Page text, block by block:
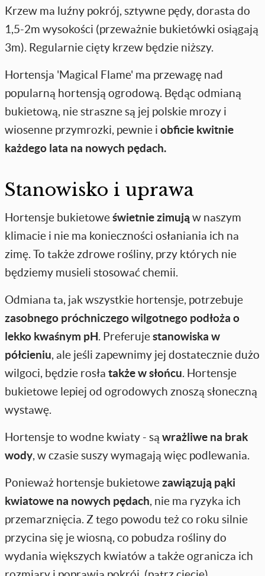
Krzew ma luźny pokrój, sztywne pędy, dorasta do
1,5-2m wysokości (przeważnie bukietówki osiągają
3m). Regularnie cięty krzew będzie niższy.
Hortensja 'Magical Flame' ma przewagę nad
popularną hortensją ogrodową. Będąc odmianą
bukietową, nie straszne są jej polskie mrozy i
wiosenne przymrozki, pewnie i obficie kwitnie
każdego lata na nowych pędach.
Stanowisko i uprawa
Hortensje bukietoweświetnie zimują w naszym
klimacie i nie ma konieczności osłaniania ich na
zimę. To także zdrowe rośliny, przy których nie
będziemy musieli stosować chemii.
Odmiana ta, jak wszystkie hortensje, potrzebuje
zasobnego próchniczegowilgotnego podłoża o
lekko kwaśnym pH. Preferujestanowiska w
półcieniu, ale jeśli zapewnimy jej dostatecznie dużo
wilgoci, będzie rosła także w słońcu. Hortensje
bukietowe lepiej od ogrodowych znoszą słoneczną
wystawę.
Hortensje to wodne kwiaty - są wrażliwe na brak
wody, w czasie suszy wymagają więc podlewania.
Ponieważ hortensje bukietowezawiązują pąki
kwiatowe na nowych pędach, nie ma ryzyka ich
przemarznięcia. Z tego powodu też co roku silnie
przycina się je wiosną, co pobudza rośliny do
wydania większych kwiatów a także ogranicza ich